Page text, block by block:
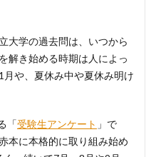
大学の過去問は、いつから
解き始める時期は人によっ
や、夏休み中や夏休み明け
「受験生アンケート 」で
本に本格的に取り組み始め